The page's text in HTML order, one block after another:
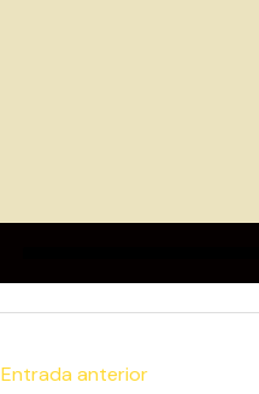
Entrada anterior